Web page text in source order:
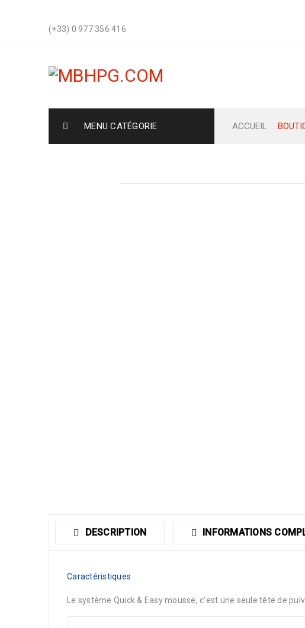
(+33) 0 977 356 416
MENU CATÉGORIE ACCUEIL
DESCRIPTION INFORMATIONS
Caractéristiques
Le système Quick & Easy mousse, c’est une seule tête de